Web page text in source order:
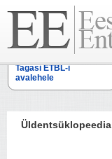
Tagasi ETBL-i
avalehele
Üldentsüklopeedia